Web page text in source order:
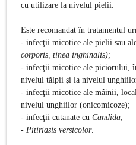
cu utilizare la nivelul pielii.
Este recomandat în tratamentul
- infecţii micotice ale pielii sau
corporis, tinea inghinalis);
- infecţii micotice ale piciorului,
nivelul tălpii şi la nivelul
- infecţii micotice ale mâinii,
nivelul unghiilor (onicomicoze);
- infecţii cutanate cu Candida;
- Pitiriasis versicolor.